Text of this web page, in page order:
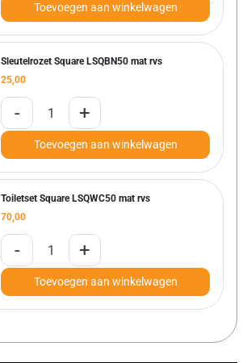
Toevoegen aan winkelwagen
Sleutelrozet Square LSQBN50 mat rvs
25,00
- +
Toevoegen aan winkelwagen
Toiletset Square LSQWC50 mat rvs
70,00
- +
Toevoegen aan winkelwagen